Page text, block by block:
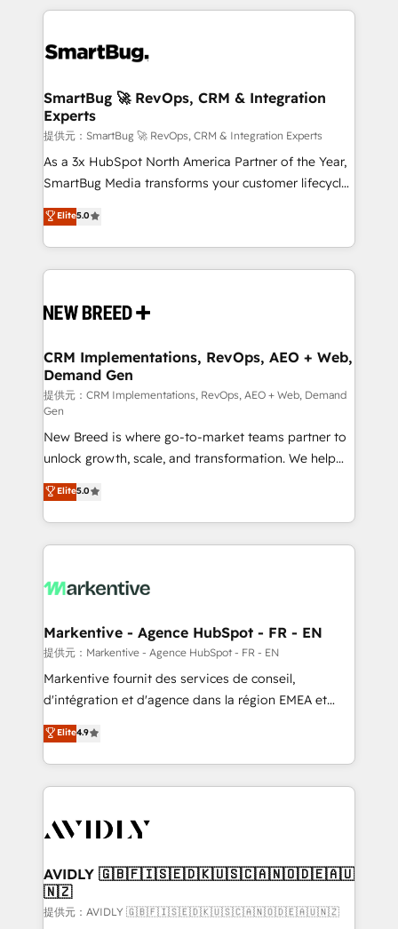
tune-ups, feature rollouts, adoption coaching. Buying
HubSpot, switching to it, or reviving a stale portal?
We are built for the work.
トを組み込んだ顧客フロント業務（マーケティング・営
ィブ・エージェンシーです。事業部・グループ会社・部
を、CRMを軸とした全社共通基盤に再構築します。意
思決定者・PMO・現場担当者に並走します。 1️⃣
HubSpot導入・活用支援 顧客データの一元化から、
GTMの見える化・自動化まで。全Hub統合運用、デー
タ品質設計、グループ横断のCRM統合に対応します。
の一部をAIが自律実行する組織への移行を設計・実装。
Breeze・Claude等をHubSpotと連携させ、役割定義・
革を、構想から実装・定着までPMOとして主導。「設
の統合・浸透・変革管理を実行します。 ▸ CMS戦略設
計・構築：リード獲得・CVR・SEOを前提にした情報設
計・導線設計・テンプレート設計をContent Hubで一体
提供。 ▸ 既存CRM・MAからの移行支援：Salesforce・
Marketo・Pardot等からの移行、カスタム設計、履歴
データ移行と活用設計まで。 ▸ AEO対応：ChatGPT・
ンツとサイト構造を最適化。 🏆 なぜ100incを選ぶの
か？ ✓ HubSpot Eliteパートナー認定 ✓ HubSpotアワ
ード受賞・HUGリーダー ✓ ISO27001:2022 /
HubSpot大百科 出版 CRM・AI活用に関するご相談、現
せください。
SmartBug 🚀 RevOps, CRM & Integration
Experts
提供元：SmartBug 🚀 RevOps, CRM & Integration Experts
As a 3x HubSpot North America Partner of the Year,
SmartBug Media transforms your customer lifecycle
into a revenue engine. Our unified ecosystem
includes specialized divisions Globalia (AI &
Software) and Point Success Media (Paid Media),
making this the official home for all three brands. 🔄
and system integrations powered by Globalia’s
trainers to drive platform adoption. 📈 Revenue
Generation - Full-funnel marketing and high-
performance advertising via Point Success Media. -
Expert deployment of Breeze AI and custom agents
to automate growth. 🏆 Elite Excellence - 8 platform
accreditations and deep HIPAA-compliance
expertise. - A team of 250+ experts dedicated to
your resilient growth.
Elite5.0
CRM Implementations, RevOps, AEO + Web,
Demand Gen
提供元：CRM Implementations, RevOps, AEO + Web, Demand
Gen
New Breed is where go-to-market teams partner to
unlock growth, scale, and transformation. We help
companies activate HubSpot’s AI-powered
customer platform and operationalize HubSpot’s
Loop Marketing framework through expert-led
services, smart agents, and purpose-built apps,
results, fast. ⚙️CRM & RevOps: Align all Hubs to your
🎯Demand Gen & ABM: Drive pipeline with inbound,
ABM, AEO, SEO, & paid media. 👩‍💻Web Design:
Build high-performing websites with UX, messaging,
& conversion strategy that drive results. 🤖AI
AI, & maximize AEO with tailored AI services. 🧩
Integrations: Extend HubSpot with custom
Elite5.0
Markentive - Agence HubSpot - FR - EN
提供元：Markentive - Agence HubSpot - FR - EN
Markentive fournit des services de conseil,
d'intégration et d'agence dans la région EMEA et
North America. Avec plus de 115 experts en
marketing automation, Growth, Revops, CRM et
webdesign. Markentive is both a consulting firm, a
digital agency and an integrator. With over 115
CRM and webdesign (We focus on EMEA - USA
Elite4.9
AVIDLY 🇬🇧🇫🇮🇸🇪🇩🇰🇺🇸🇨🇦🇳🇴🇩🇪🇦🇺
🇳🇿
提供元：AVIDLY 🇬🇧🇫🇮🇸🇪🇩🇰🇺🇸🇨🇦🇳🇴🇩🇪🇦🇺🇳🇿